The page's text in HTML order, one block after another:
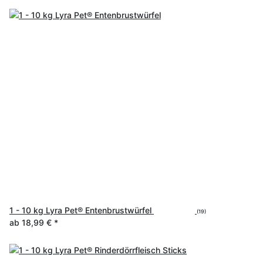
1 - 10 kg Lyra Pet® Entenbrustwürfel (19)
ab 18,99 € *